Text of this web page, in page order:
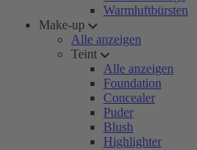
Warmluftbürsten
Make-up
Alle anzeigen
Teint
Alle anzeigen
Foundation
Concealer
Puder
Blush
Highlighter